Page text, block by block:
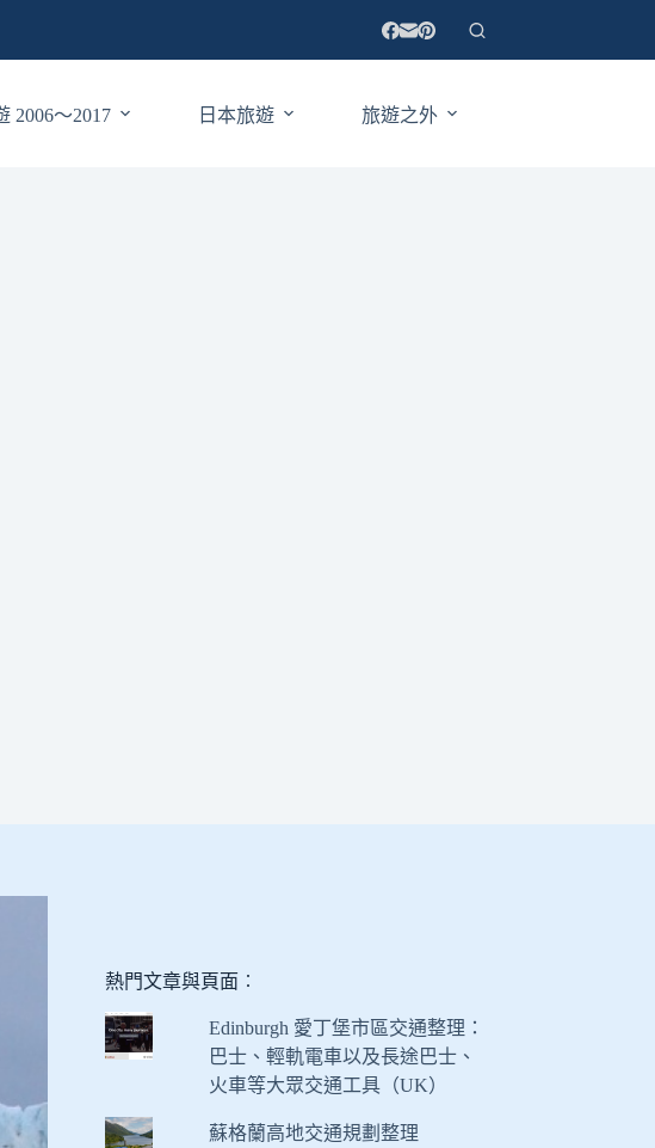
2006～2017 日本旅遊 旅遊之外
熱門文章與頁面︰
Edinburgh 愛丁堡市區交通整理：
巴士、輕軌電車以及長途巴士、
火車等大眾交通工具（UK）
蘇格蘭高地交通規劃整理